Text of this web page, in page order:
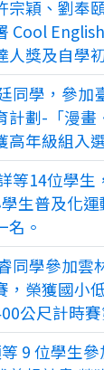
宗穎、劉奉
Cool
獎及自學
同學，參加
劃-「漫畫
年級組入
等14位學生
生普及化運
名。
同學參加雲
，榮獲國小
公尺計時賽
9 位學生